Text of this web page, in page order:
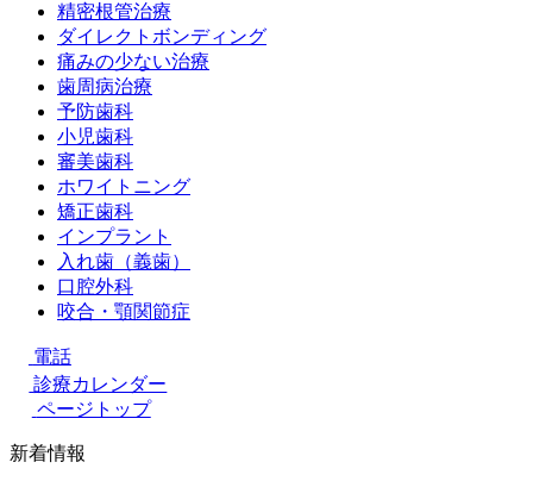
精密根管治療
ダイレクトボンディング
痛みの少ない治療
歯周病治療
予防歯科
小児歯科
審美歯科
ホワイトニング
矯正歯科
インプラント
入れ歯（義歯）
口腔外科
咬合・顎関節症
電話
診療カレンダー
ページトップ
新着情報